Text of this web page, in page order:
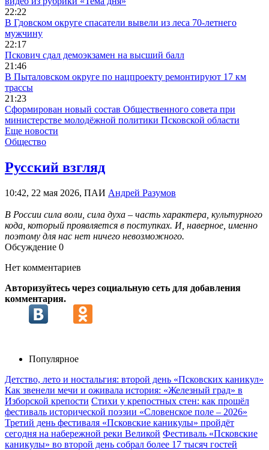
22:22
В Гдовском округе спасатели вывели из леса 70-летнего
мужчину
22:17
Пскович сдал демоэкзамен на высший балл
21:46
В Пыталовском округе по нацпроекту ремонтируют 17 км
трассы
21:23
Сформирован новый состав Общественного совета при
министерстве молодёжной политики Псковской области
Еще новости
Общество
Русский взгляд
10:42, 22 мая 2026, ПАИ Андрей Разумов
В России сила воли, сила духа – часть характера, культурного
кода, который проявляется в поступках. И, наверное, именно
поэтому для нас нет ничего невозможного.
Обсуждение 0
Нет комментариев
Авторизуйтесь через социальную сеть для добавления
комментария.
Популярное
Детство, лето и ностальгия: второй день «Псковских каникул»
Как звенели мечи и оживала история: «Железный град» в
Изборской крепости Стихи у крепостных стен: как прошёл
фестиваль исторической поэзии «Словенское поле – 2026»
Третий день фестиваля «Псковские каникулы» пройдёт
сегодня на набережной реки Великой Фестиваль «Псковские
каникулы» во второй день собрал более 17 тысяч гостей